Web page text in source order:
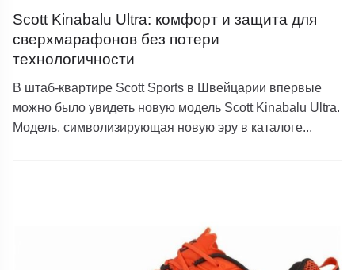
Scott Kinabalu Ultra: комфорт и защита для
сверхмарафонов без потери
технологичности
В штаб-квартире Scott Sports в Швейцарии впервые
можно было увидеть новую модель Scott Kinabalu Ultra.
Модель, символизирующая новую эру в каталоге...